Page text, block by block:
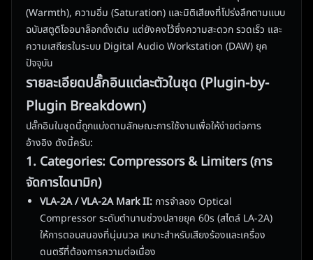
(Warmth), ความอิ่ม (Saturation) และมิติเสียงที่โปร่งลึกตามแบบ
ฉบับสตูดิโออนาล็อกดั้งเดิม แต่ยังคงไว้ซึ่งความสะดวก รวดเร็ว และ
ความเสถียรในระบบ Digital Audio Workstation (DAW) ยุค
ปัจจุบัน
รายละเอียดปลั๊กอินแต่ละตัวในชุด (Plugin-by-
Plugin Breakdown)
ปลั๊กอินในชุดนี้ถูกแบ่งตามลักษณะการใช้งานเพื่อให้ง่ายต่อการ
อ้างอิง ดังนี้ครับ:
1. Categories: Compressors & Limiters (การ
จัดการไดนามิก)
VLA-2A / VLA-2A Mark II: การจำลอง Optical
Compressor ระดับตำนานช่วงปลายยุค 60s (สไตล์ LA-2A)
ให้การตอบสนองที่นุ่มนวล เหมาะสำหรับเสียงร้องและเครื่อง
ดนตรีที่ต้องการความต่อเนื่อง